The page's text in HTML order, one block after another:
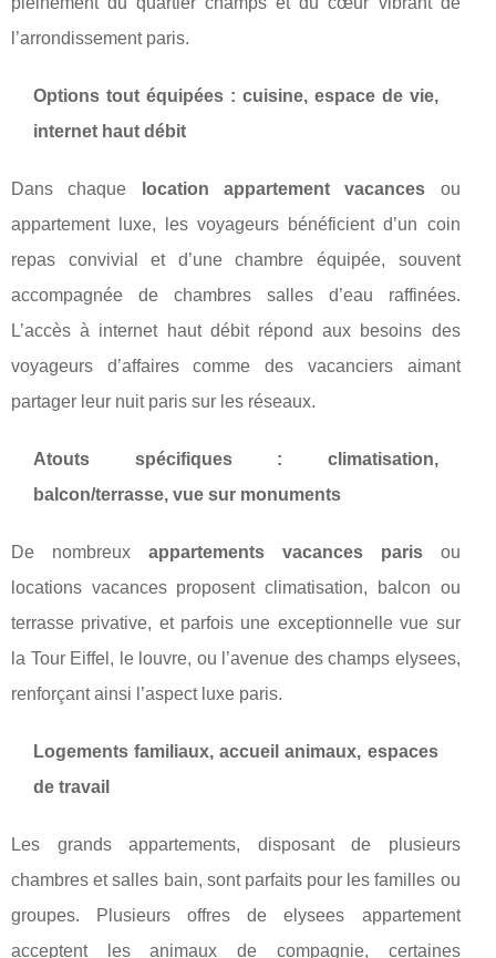
l’arrondissement paris.
Options tout équipées : cuisine, espace de vie,
internet haut débit
Dans chaque location appartement vacances ou
appartement luxe, les voyageurs bénéficient d’un coin
repas convivial et d’une chambre équipée, souvent
accompagnée de chambres salles d’eau raffinées.
L’accès à internet haut débit répond aux besoins des
voyageurs d’affaires comme des vacanciers aimant
partager leur nuit paris sur les réseaux.
Atouts spécifiques : climatisation,
balcon/terrasse, vue sur monuments
De nombreux appartements vacances parisou
locations vacances proposent climatisation, balcon ou
terrasse privative, et parfois une exceptionnelle vue sur
la Tour Eiffel, le louvre, ou l’avenue des champs elysees,
renforçant ainsi l’aspect luxe paris.
Logements familiaux, accueil animaux, espaces
de travail
Les grands appartements, disposant de plusieurs
chambres et salles bain, sont parfaits pour les familles ou
groupes. Plusieurs offres de elysees appartement
acceptent les animaux de compagnie, certaines